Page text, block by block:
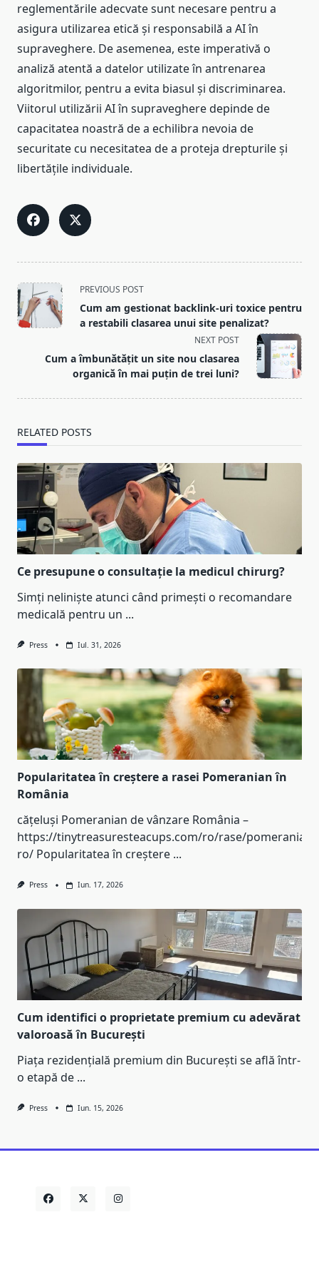
reglementările adecvate sunt necesare pentru a
asigura utilizarea etică și responsabilă a AI în
supraveghere. De asemenea, este imperativă o
analiză atentă a datelor utilizate în antrenarea
algoritmilor, pentru a evita biasul și discriminarea.
Viitorul utilizării AI în supraveghere depinde de
capacitatea noastră de a echilibra nevoia de
securitate cu necesitatea de a proteja drepturile și
libertățile individuale.
<span
class="nav-
subtitle
reader-
text">Page</span>
PREVIOUS POST
Cum am gestionat backlink-uri toxice pentru
a restabili clasarea unui site penalizat?
NEXT POST
Cum a îmbunătățit un site nou clasarea
organică în mai puțin de trei luni?
RELATED POSTS
Ce presupune o consultație la medicul chirurg?
Simți neliniște atunci când primești o recomandare
medicală pentru un ...
Press Iul. 31, 2026
Popularitatea în creștere a rasei Pomeranian în
România
cățeluși Pomeranian de vânzare România –
https://tinytreasuresteacups.com/ro/rase/pomeranian-
ro/ Popularitatea în creștere ...
Press Iun. 17, 2026
Cum identifici o proprietate premium cu adevărat
valoroasă în București
Piața rezidențială premium din București se află într-
o etapă de ...
Press Iun. 15, 2026